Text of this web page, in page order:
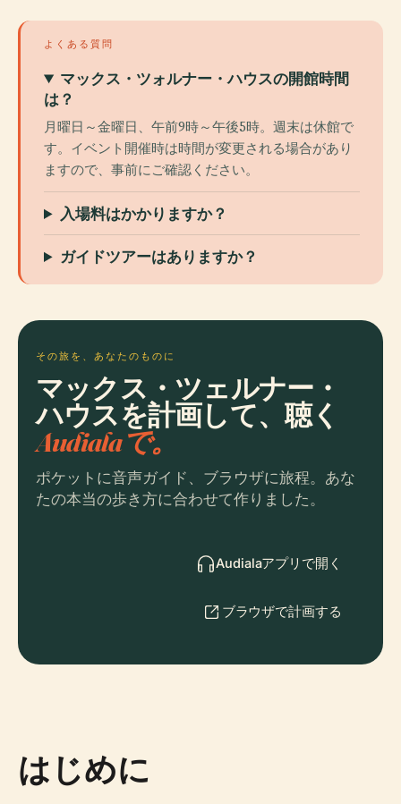
よくある質問
マックス・ツォルナー・ハウスの開館時間
は？
月曜日～金曜日、午前9時～午後5時。週末は休館で
す。イベント開催時は時間が変更される場合があり
ますので、事前にご確認ください。
入場料はかかりますか？
ガイドツアーはありますか？
その旅を、あなたのものに
マックス・ツェルナー・
ハウスを計画して、聴く
Audialaで。
ポケットに音声ガイド、ブラウザに旅程。あな
たの本当の歩き方に合わせて作りました。
Audialaアプリで開く
ブラウザで計画する
はじめに